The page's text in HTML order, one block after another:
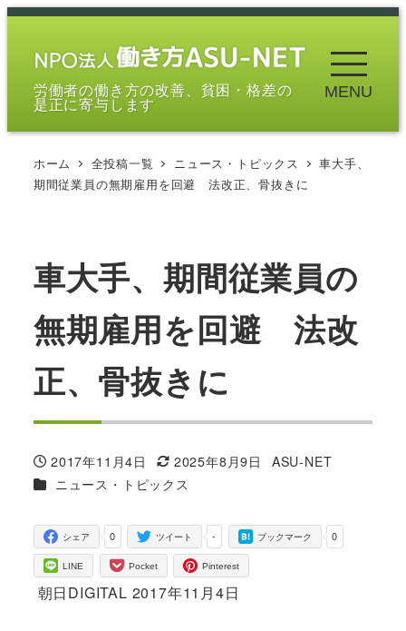
メ
労働者の働き方の改善、貧困・格差の
是正に寄与します
MENU
ホーム 全投稿一覧 ニュース・トピックス
車大手、
期間従業員の無期雇用を回避 法改正、骨抜きに
車大手、期間従業員の
無期雇用を回避 法改
正、骨抜きに
投稿日
2017年11月4日
更新日
2025年8月9日
著
ASU-NET
カテゴリー
ニュース・トピックス
0
シェア -
ツイート 0
ブックマーク
LINE Pocket Pinterest
朝日DIGITAL 2017年11月4日